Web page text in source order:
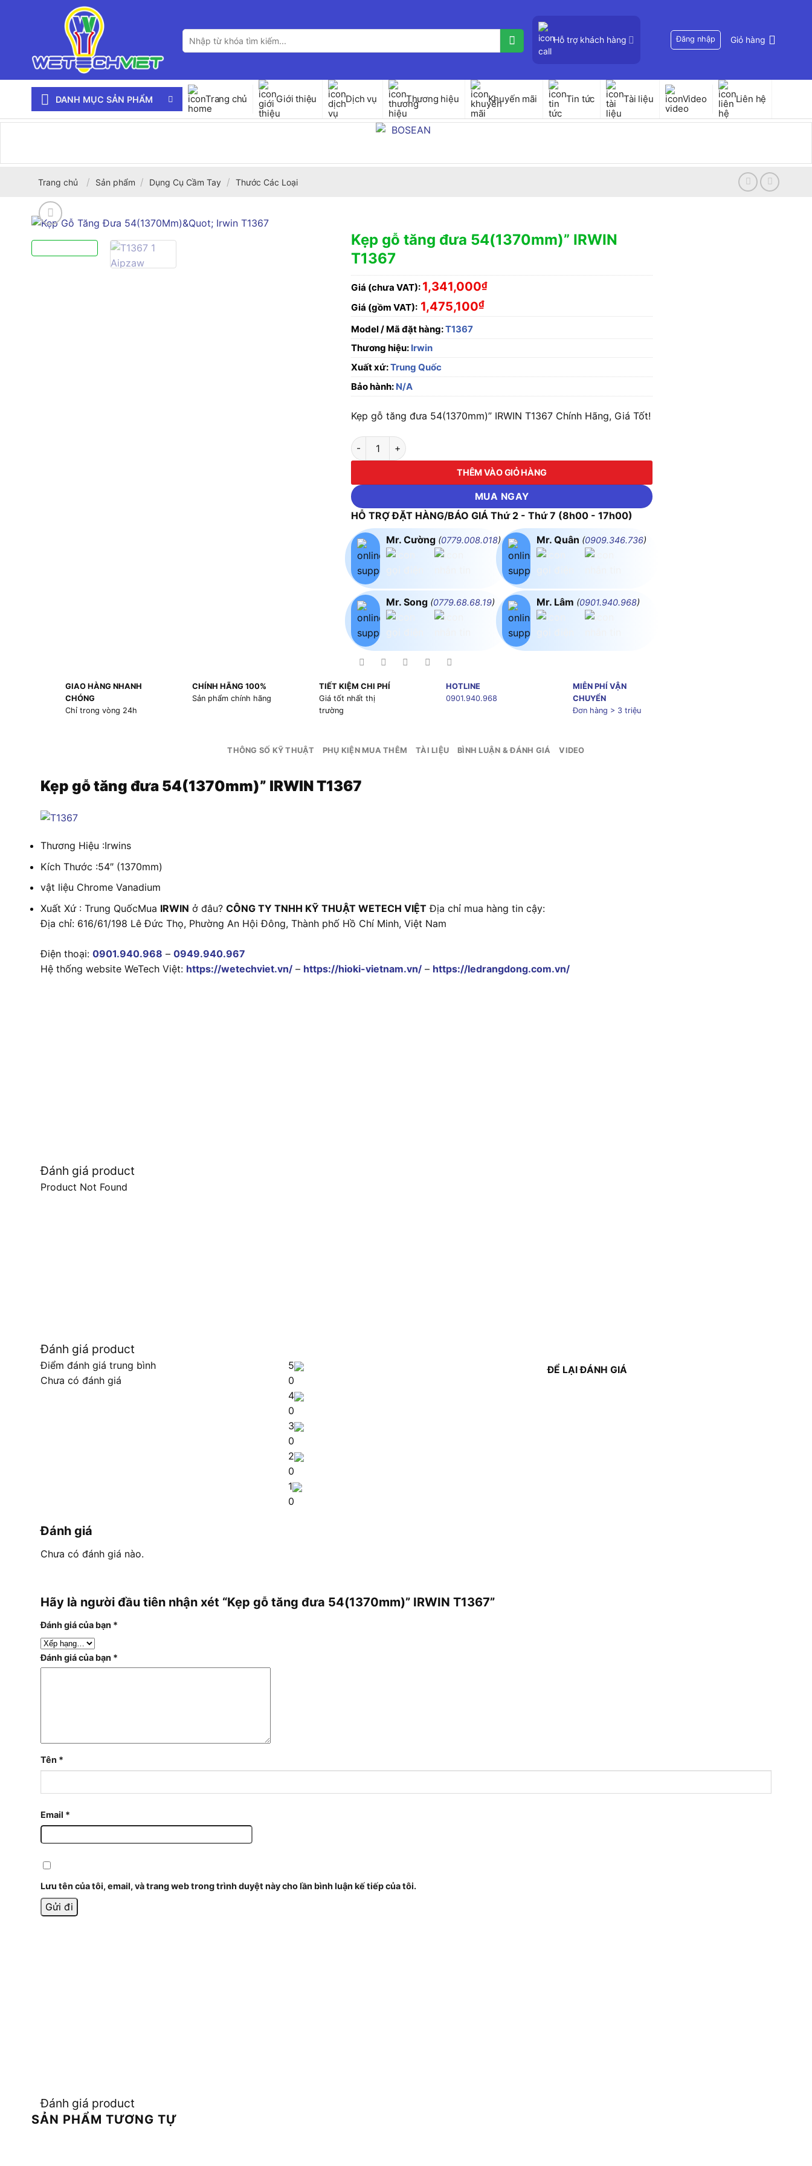
Tìm
kiếm:
Hỗ trợ khách hàng Đăng nhập Giỏ hàng
DANH MỤC SẢN PHẨM Trang chủ Giới thiệu Dịch vụ Thương hiệu Khuyến mãi Tin tức Tài liệu Video Liên hệ
Trang chủ / Sản phẩm / Dụng Cụ Cầm Tay / Thước Các Loại
Kẹp gỗ tăng đưa 54(1370mm)” IRWIN
T1367
Giá (chưa VAT): 1,341,000₫
Giá (gồm VAT): 1,475,100₫
Model / Mã đặt hàng:T1367
Thương hiệu: Irwin
Xuất xứ:Trung Quốc
Bảo hành: N/A
Kẹp gỗ tăng đưa 54(1370mm)” IRWIN T1367 Chính Hãng, Giá Tốt!
Kẹp gỗ tăng đưa 54(1370mm)" IRWIN T1367 số lượng
THÊM VÀO GIỎ HÀNG
MUA NGAY
HỖ TRỢ ĐẶT HÀNG/BÁO GIÁ Thứ 2 - Thứ 7 (8h00 - 17h00)
Mr. Cường (0779.008.018)
Mr. Song (0779.68.68.19)
Mr. Quân (0909.346.736)
Mr. Lâm (0901.940.968)
GIAO HÀNG NHANH
CHÓNG
Chỉ trong vòng 24h
CHÍNH HÃNG 100%
Sản phẩm chính hãng
TIẾT KIỆM CHI PHÍ
Giá tốt nhất thị
trường
HOTLINE
0901.940.968
MIỄN PHÍ VẬN
CHUYỂN
Đơn hàng > 3 triệu
THÔNG SỐ KỸ THUẬT PHỤ KIỆN MUA THÊM TÀI LIỆU BÌNH LUẬN & ĐÁNH GIÁ VIDEO
Kẹp gỗ tăng đưa 54(1370mm)” IRWIN T1367
Thương Hiệu :Irwins
Kích Thước :54″ (1370mm)
vật liệu Chrome Vanadium
Xuất Xứ : Trung QuốcMua IRWIN ở đâu? CÔNG TY TNHH KỸ THUẬT WETECH VIỆT Địa chỉ mua hàng tin cậy:
Địa chỉ: 616/61/198 Lê Đức Thọ, Phường An Hội Đông, Thành phố Hồ Chí Minh, Việt Nam
Điện thoại: 0901.940.968 – 0949.940.967
Hệ thống website WeTech Việt: https://wetechviet.vn/ – https://hioki-vietnam.vn/ – https://ledrangdong.com.vn/
Đánh giá product
Product Not Found
Đánh giá product
Điểm đánh giá trung bình
Chưa có đánh giá
5
0
4
0
3
0
2
0
1
0
ĐỂ LẠI ĐÁNH GIÁ
Đánh giá
Chưa có đánh giá nào.
Hãy là người đầu tiên nhận xét “Kẹp gỗ tăng đưa 54(1370mm)” IRWIN T1367”
Đánh giá của bạn *
Đánh giá của bạn *
Tên *
Email *
Lưu tên của tôi, email, và trang web trong trình duyệt này cho lần bình luận kế tiếp của tôi.
Đánh giá product
SẢN PHẨM TƯƠNG TỰ